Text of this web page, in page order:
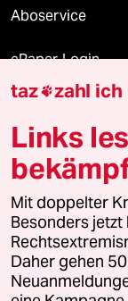
Aboservice
ePaper Login
Downloads für
© 2026 taz
Alle Rechte
wenden Sie sich bitte
Feedback
taz zahl ich
Links
Mit doppelter
Besonders
Daher gehen